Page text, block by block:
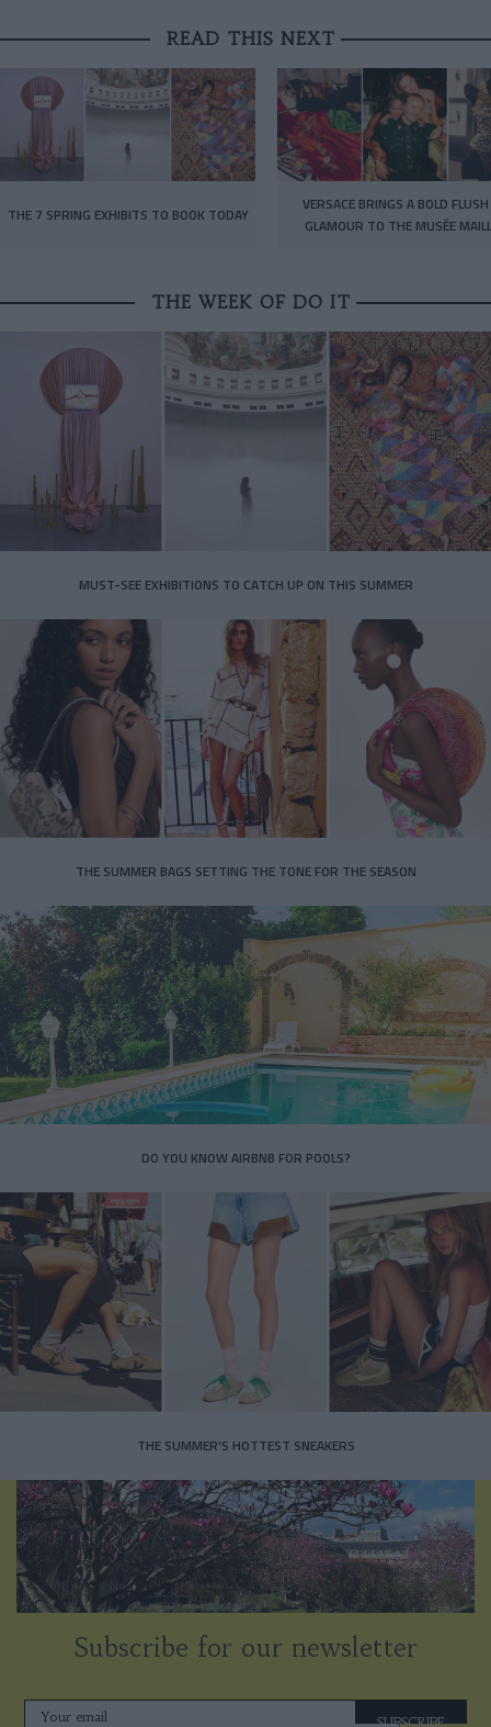
READ THIS NEXT
THE 7 SPRING EXHIBITS TO BOOK TODAY
VERSACE BRINGS A BOLD
GLAMOUR TO THE MUSÉE
THE WEEK OF DO IT
MUST-SEE EXHIBITIONS TO CATCH UP ON THIS SUMMER
THE SUMMER BAGS SETTING THE TONE FOR THE SEASON
DO YOU KNOW AIRBNB FOR POOLS?
THE SUMMER’S HOTTEST SNEAKERS
Subscribe for our newsletter
SUBSCRIBE